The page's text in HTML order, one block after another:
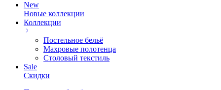
New
Новые коллекции
Коллекции
Постельное бельё
Махровые полотенца
Столовый текстиль
Sale
Скидки